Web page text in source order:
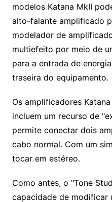
modelos Katana MkII
alto-falante amplificado
modelador de
multiefeito por meio de
para a entrada de
traseira do equipamento.
Os amplificadores
incluem um recurso de
permite conectar dois
cabo normal. Com um
tocar em estéreo.
Como antes, o "Tone
capacidade de modificar